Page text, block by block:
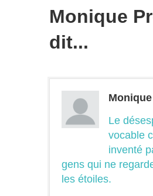
Monique
dit...
Le
vocable
inventé
gens qui ne
les étoiles.